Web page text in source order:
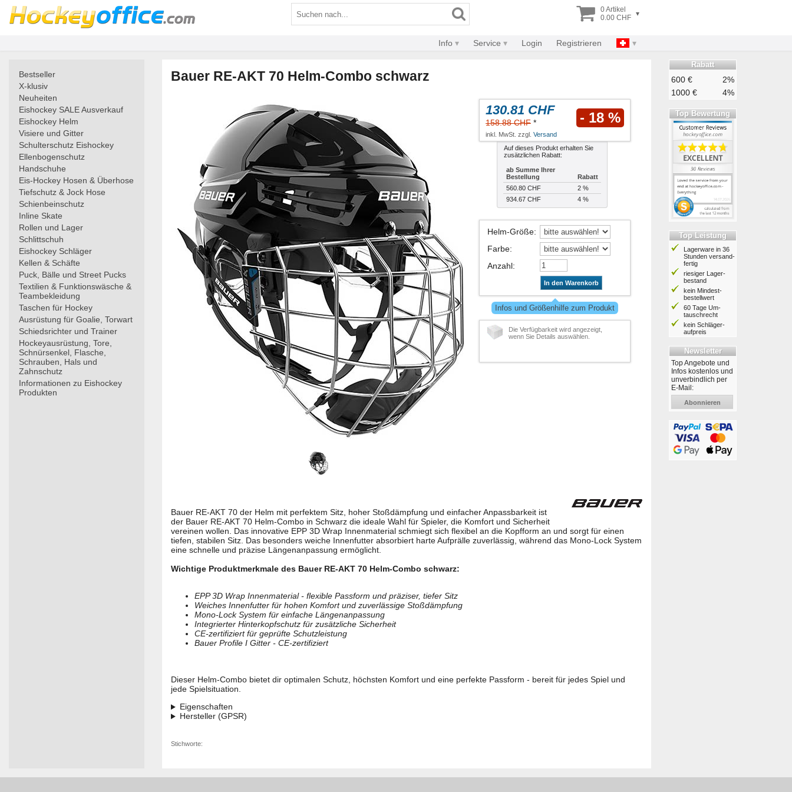
0 Artikel
0.00 CHF ▾
Info Service Login Registrieren
Bestseller
X-klusiv
Neuheiten
Eishockey SALE Ausverkauf
Eishockey Helm
Visiere und Gitter
Schulterschutz Eishockey
Ellenbogenschutz
Handschuhe
Eis-Hockey Hosen & Überhose
Tiefschutz & Jock Hose
Schienbeinschutz
Inline Skate
Rollen und Lager
Schlittschuh
Eishockey Schläger
Kellen & Schäfte
Puck, Bälle und Street Pucks
Textilien & Funktionswäsche &
Teambekleidung
Taschen für Hockey
Ausrüstung für Goalie, Torwart
Schiedsrichter und Trainer
Hockeyausrüstung, Tore,
Schnürsenkel, Flasche,
Schrauben, Hals und
Zahnschutz
Informationen zu Eishockey
Produkten
Bauer RE-AKT 70 Helm-Combo schwarz
130.81 CHF
158.88 CHF * - 18 %
inkl. MwSt. zzgl. Versand
Auf dieses Produkt erhalten Sie
zusätzlichen Rabatt:
ab Summe Ihrer
Bestellung
Rabatt
560.80 CHF
2 %
934.67 CHF
4 %
Helm-Größe:
Farbe:
Anzahl:
In den Warenkorb
Infos und Größenhilfe zum Produkt
Die Verfügbarkeit wird angezeigt,
wenn Sie Details auswählen.
Bauer RE-AKT 70 der Helm mit perfektem Sitz, hoher Stoßdämpfung und einfacher Anpassbarkeit ist
der Bauer RE-AKT 70 Helm-Combo in Schwarz die ideale Wahl für Spieler, die Komfort und Sicherheit
vereinen wollen. Das innovative EPP 3D Wrap Innenmaterial schmiegt sich flexibel an die Kopfform an und sorgt für einen
tiefen, stabilen Sitz. Das besonders weiche Innenfutter absorbiert harte Aufprälle zuverlässig, während das Mono-Lock System
eine schnelle und präzise Längenanpassung ermöglicht.
Wichtige Produktmerkmale des Bauer RE-AKT 70 Helm-Combo schwarz:
EPP 3D Wrap Innenmaterial - flexible Passform und präziser, tiefer Sitz
Weiches Innenfutter für hohen Komfort und zuverlässige Stoßdämpfung
Mono-Lock System für einfache Längenanpassung
Integrierter Hinterkopfschutz für zusätzliche Sicherheit
CE-zertifiziert für geprüfte Schutzleistung
Bauer Profile I Gitter - CE-zertifiziert
Dieser Helm-Combo bietet dir optimalen Schutz, höchsten Komfort und eine perfekte Passform - bereit für jedes Spiel und
jede Spielsituation.
Eigenschaften
Hersteller (GPSR)
Stichworte:
Rabatt
600 €
2%
1000 €
4%
Top Bewertung
Top Leistung
Lagerware in 36
Stunden ver­sand­
fertig
riesiger Lager­
bestand
kein Mindest­
bestell­wert
60 Tage Um­
tausch­recht
kein Schläger­
aufpreis
Newsletter
Top Angebote und
Infos kostenlos und
unverbindlich per
E-Mail:
Abonnieren